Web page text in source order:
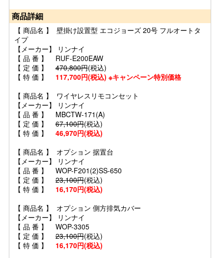
商品詳細
【 商品名 】 壁掛け設置型 エコジョーズ 20号 フルオートタ
イプ
【メーカー】 リンナイ
【 品 番 】 RUF-E200EAW
【 定 価 】 470,800円(税込)
【 特 価 】 117,700円(税込) ※キャンペーン特別価格
【 商品名 】 ワイヤレスリモコンセット
【メーカー】 リンナイ
【 品 番 】 MBCTW-171(A)
【 定 価 】 67,100円(税込)
【 特 価 】 46,970円(税込)
【 商品名 】 オプション 据置台
【メーカー】 リンナイ
【 品 番 】 WOP-F201(2)SS-650
【 定 価 】 23,100円(税込)
【 特 価 】 16,170円(税込)
【 商品名 】 オプション 側方排気カバー
【メーカー】 リンナイ
【 品 番 】 WOP-3305
【 定 価 】 23,100円(税込)
【 特 価 】 16,170円(税込)